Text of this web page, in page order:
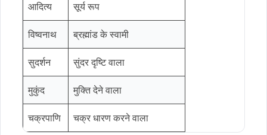
आदित्य सूर्य रूप
विष्वनाथ ब्रह्मांड के स्वामी
सुदर्शन सुंदर दृष्टि वाला
मुकुंद मुक्ति देने वाला
चक्रपाणि चक्र धारण करने वाला